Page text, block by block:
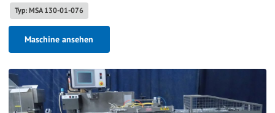
Typ: MSA 130-01-076
Maschine ansehen